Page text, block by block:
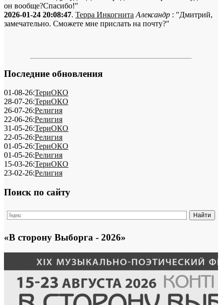
он вообще?Спасибо!"
2026-01-24 20:08:47. Терра Инкогнита Александр : "Дмитрий,
замечательно. Сможете мне прислать на почту?"
Последние обновления
01-08-26:ТериОКО
28-07-26:ТериОКО
26-07-26:Религия
22-06-26:Религия
31-05-26:ТериОКО
22-05-26:Религия
01-05-26:ТериОКО
01-05-26:Религия
15-03-26:ТериОКО
23-02-26:Религия
Поиск по сайту
«В сторону Выборга - 2026»